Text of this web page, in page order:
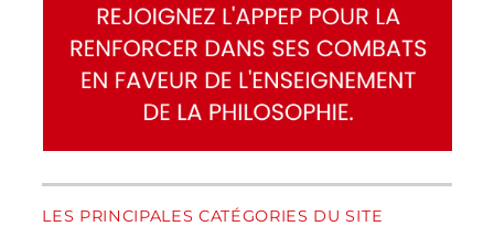
LES PRINCIPALES CATÉGORIES DU SITE